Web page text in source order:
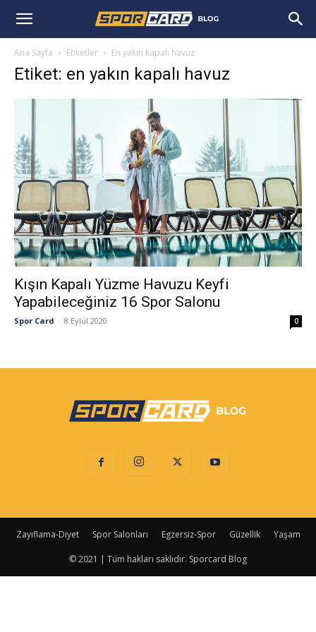
Ana Sayfa Etiketler En yakın kapalı havuz
Etiket: en yakın kapalı havuz
Kışın Kapalı Yüzme Havuzu Keyfi
Yapabileceğiniz 16 Spor Salonu
Spor Card - 8 Eylül 2020 0
Zayıflama-Diyet Spor Salonları Egzersiz-Spor Güzellik Yaşam
© 2021 | Tüm hakları saklıdır. Sporcard Blog